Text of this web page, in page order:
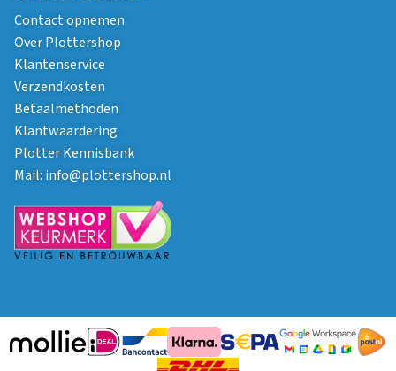
Contact opnemen
Over Plottershop
Klantenservice
Verzendkosten
Betaalmethoden
Klantwaardering
Plotter Kennisbank
Mail: info@plottershop.nl